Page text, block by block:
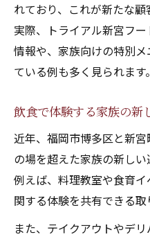
れており、これが新たな顧
実際、トライアル新宮フ
情報や、家族向けの特別
ている例も多く見られます。
飲食で体験する家族の新
近年、福岡市博多区と新
の場を超えた家族の新しい
例えば、料理教室や食育
関する体験を共有できる取
また、テイクアウトやデ